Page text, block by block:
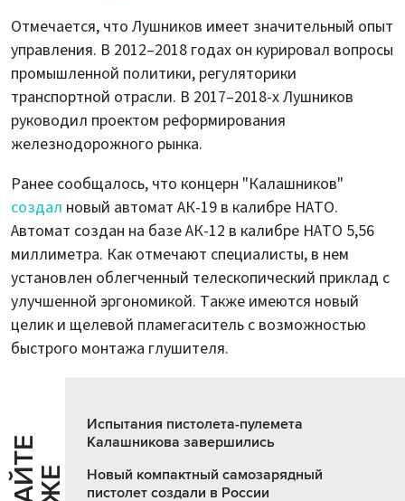
Отмечается, что Лушников имеет значительный опыт
управления. В 2012–2018 годах он курировал вопросы
промышленной политики, регуляторики
транспортной отрасли. В 2017–2018-х Лушников
руководил проектом реформирования
железнодорожного рынка.
Ранее сообщалось, что концерн "Калашников"
создал новый автомат АК-19 в калибре НАТО.
Автомат создан на базе АК-12 в калибре НАТО 5,56
миллиметра. Как отмечают специалисты, в нем
установлен облегченный телескопический приклад с
улучшенной эргономикой. Также имеются новый
целик и щелевой пламегаситель с возможностью
быстрого монтажа глушителя.
Испытания пистолета-пулемета
Калашникова завершились
Новый компактный самозарядный
пистолет создали в России